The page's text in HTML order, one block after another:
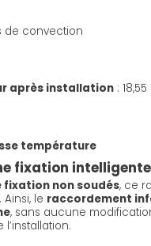
de convection
après installation :
température
fixation intelligente
fixation non soudés, ce
. Ainsi, le raccordement
, sans aucune
l’installation.